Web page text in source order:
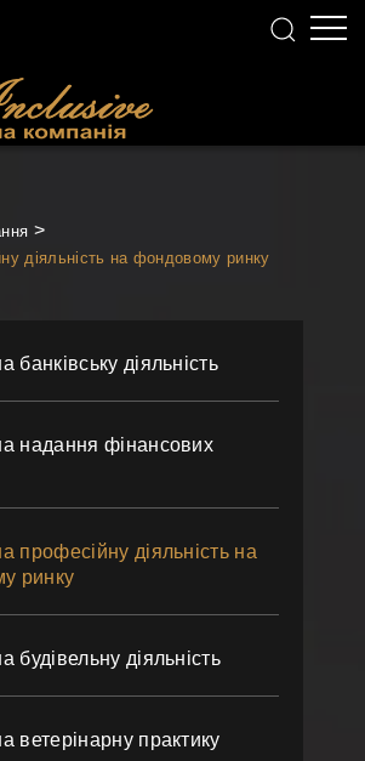
діяльність на фондовому ринку
банківську діяльність
надання фінансових
професійну діяльність на
ринку
будівельну діяльність
ветерінарну практику